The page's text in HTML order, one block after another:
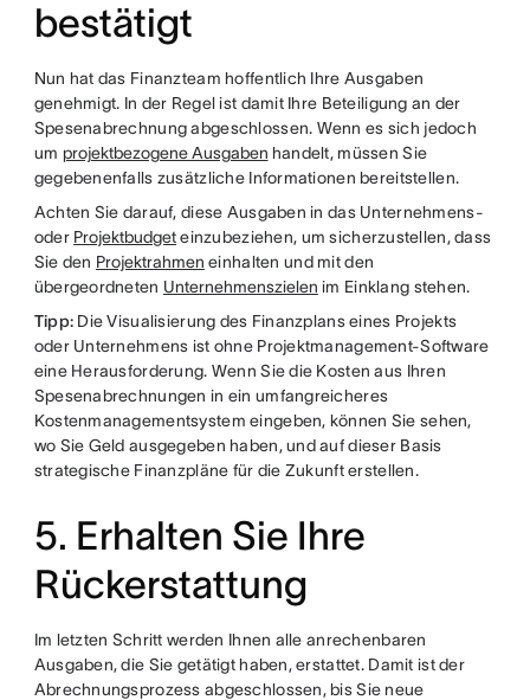
bestätigt
Nun hat das Finanzteam hoffentlich Ihre Ausgaben
genehmigt. In der Regel ist damit Ihre Beteiligung an der
Spesenabrechnung abgeschlossen. Wenn es sich jedoch
um projektbezogene Ausgaben handelt, müssen Sie
gegebenenfalls zusätzliche Informationen bereitstellen.
Achten Sie darauf, diese Ausgaben in das Unternehmens-
oder Projektbudgeteinzubeziehen, um sicherzustellen, dass
Sie den Projektrahmen einhalten und mit den
übergeordneten Unternehmenszielen im Einklang stehen.
Tipp: Die Visualisierung des Finanzplans eines Projekts
oder Unternehmens ist ohne Projektmanagement-Software
eine Herausforderung. Wenn Sie die Kosten aus Ihren
Spesenabrechnungen in ein umfangreicheres
Kostenmanagementsystem eingeben, können Sie sehen,
wo Sie Geld ausgegeben haben, und auf dieser Basis
strategische Finanzpläne für die Zukunft erstellen.
5. Erhalten Sie Ihre
Rückerstattung
Im letzten Schritt werden Ihnen alle anrechenbaren
Ausgaben, die Sie getätigt haben, erstattet. Damit ist der
Abrechnungsprozess abgeschlossen, bis Sie neue